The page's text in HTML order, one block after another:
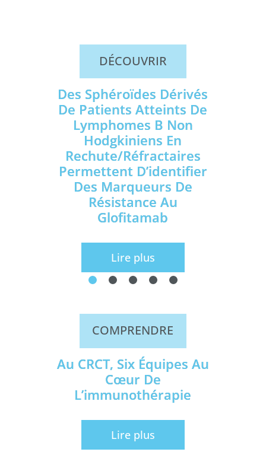
DÉCOUVRIR
Des Sphéroïdes Dérivés
De Patients Atteints De
Lymphomes B Non
Hodgkiniens En
Rechute/réfractaires
Permettent D’identifier
Des Marqueurs De
Résistance Au
Glofitamab
Lire plus
COMPRENDRE
Au CRCT, Six Équipes Au
Cœur De
L’immunothérapie
Lire plus